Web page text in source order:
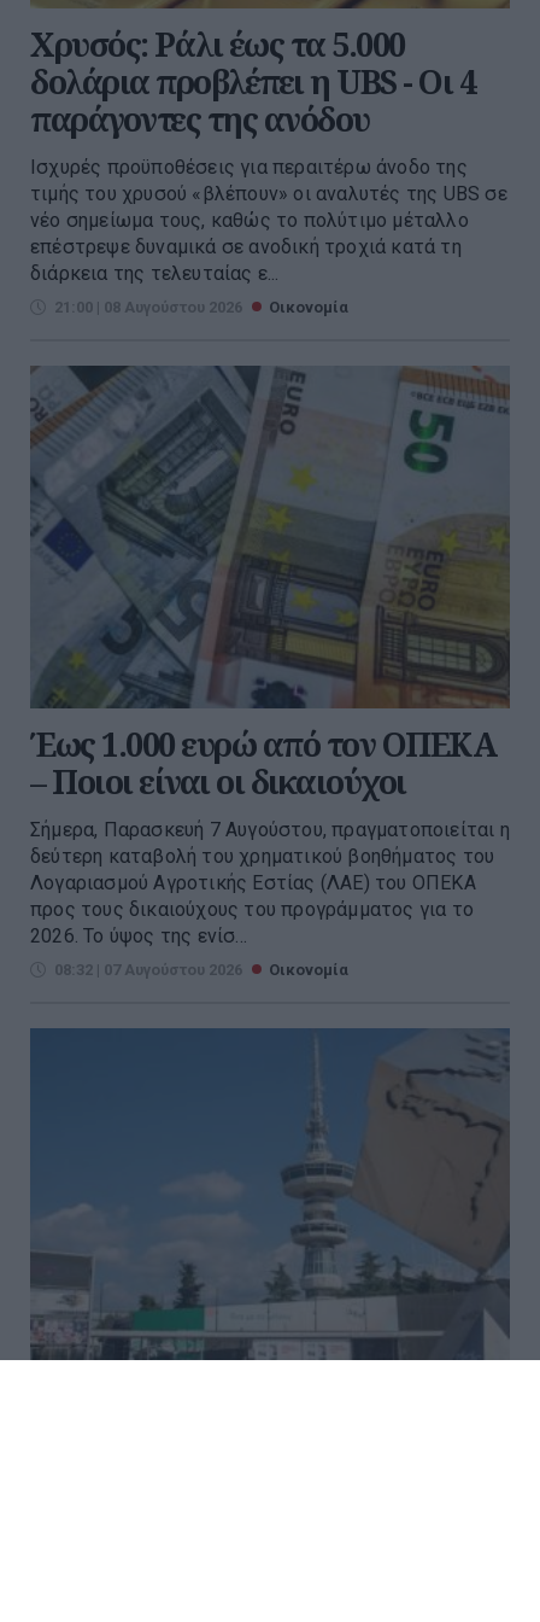
Χρυσός: Ράλι έως τα 5.000
δολάρια προβλέπει η UBS - Οι 4
παράγοντες της ανόδου
Ισχυρές προϋποθέσεις για περαιτέρω άνοδο της
τιμής του χρυσού «βλέπουν» οι αναλυτές της UBS σε
νέο σημείωμα τους, καθώς το πολύτιμο μέταλλο
επέστρεψε δυναμικά σε ανοδική τροχιά κατά τη
διάρκεια της τελευταίας ε...
21:00 | 08 Αυγούστου 2026 Οικονομία
Έως 1.000 ευρώ από τον ΟΠΕΚΑ
– Ποιοι είναι οι δικαιούχοι
Σήμερα, Παρασκευή 7 Αυγούστου, πραγματοποιείται η
δεύτερη καταβολή του χρηματικού βοηθήματος του
Λογαριασμού Αγροτικής Εστίας (ΛΑΕ) του ΟΠΕΚΑ
προς τους δικαιούχους του προγράμματος για το
2026. Το ύψος της ενίσ...
08:32 | 07 Αυγούστου 2026 Οικονομία